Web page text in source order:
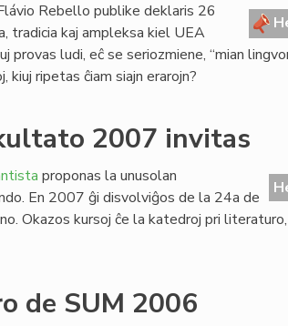
Rebello publike deklaris 26
tradicia kaj ampleksa kiel UEA
ludi, eĉ se seriozmiene, “mian
ripetas ĉiam siajn erarojn?
2007 invitas
proponas la unusolan
En 2007 ĝi disvolviĝos de la 24a de
Okazos kursoj ĉe la katedroj pri
de SUM 2006